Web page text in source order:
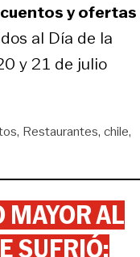
y ofertas
al Día de la
y 21 de julio
Restaurantes chile
MAYOR AL
SUFRIÓ: